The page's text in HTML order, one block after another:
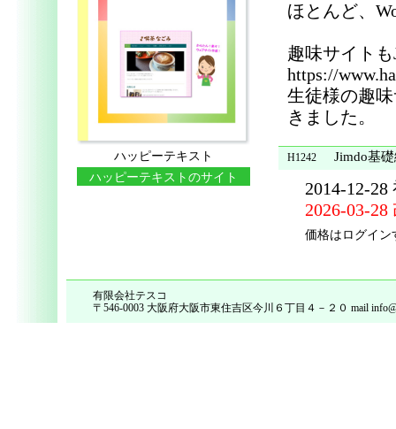
ハッピーテキスト
ハッピーテキストのサイト
ほとんど、
趣味サイト
https://
生徒様の趣
きました。
H1242 Jimdo基
2014-12-28
2026-03-28
価格はログイン
有限会社テスコ
〒546-0003 大阪府大阪市東住吉区今川６丁目４－２０ mail